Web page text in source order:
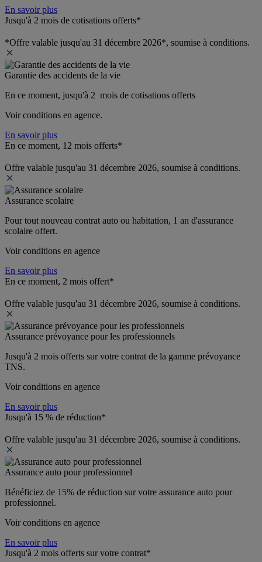
En savoir plus
Jusqu'à 2 mois de cotisations offerts*
*Offre valable jusqu'au 31 décembre 2026*, soumise à conditions.
Garantie des accidents de la vie
En ce moment, jusqu'à 2  mois de cotisations offerts
Voir conditions en agence.
En savoir plus
En ce moment, 12 mois offerts*
Offre valable jusqu'au 31 décembre 2026, soumise à conditions.
Assurance scolaire
Pour tout nouveau contrat auto ou habitation, 1 an d'assurance
scolaire offert.
Voir conditions en agence
En savoir plus
En ce moment, 2 mois offert*
Offre valable jusqu'au 31 décembre 2026, soumise à conditions.
Assurance prévoyance pour les professionnels
Jusqu'à 2 mois offerts sur votre contrat de la gamme prévoyance
TNS.
Voir conditions en agence
En savoir plus
Jusqu'à 15 % de réduction*
Offre valable jusqu'au 31 décembre 2026, soumise à conditions.
Assurance auto pour professionnel
Bénéficiez de 15% de réduction sur votre assurance auto pour
professionnel.
Voir conditions en agence
En savoir plus
Jusqu'à 2 mois offerts sur votre contrat*